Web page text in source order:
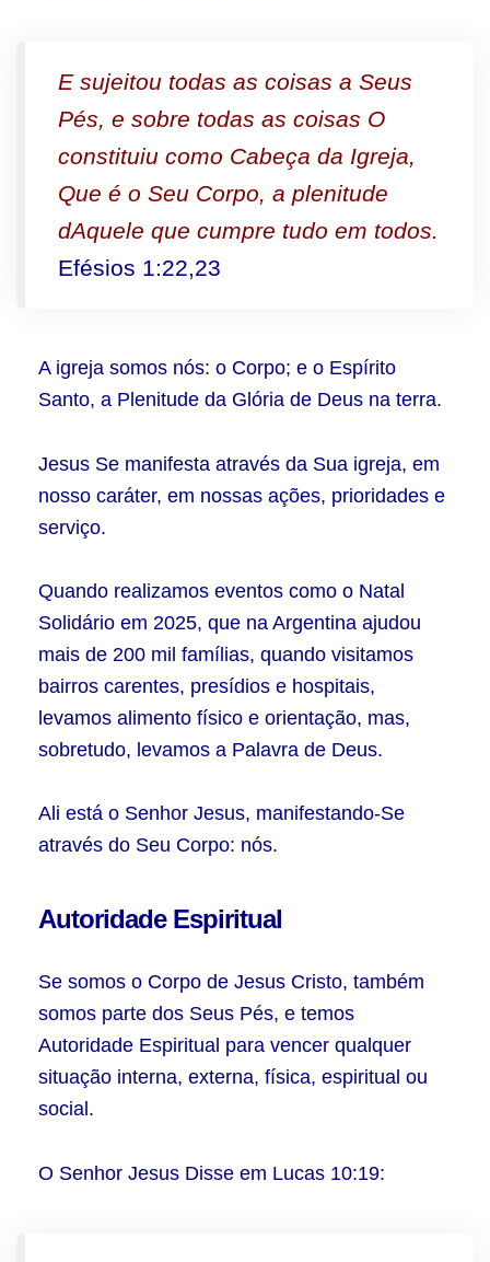
E sujeitou todas as coisas a Seus
Pés, e sobre todas as coisas O
constituiu como Cabeça da Igreja,
Que é o Seu Corpo, a plenitude
dAquele que cumpre tudo em todos.
Efésios 1:22,23
A igreja somos nós: o Corpo; e o Espírito
Santo, a Plenitude da Glória de Deus na terra.
Jesus Se manifesta através da Sua igreja, em
nosso caráter, em nossas ações, prioridades e
serviço.
Quando realizamos eventos como o Natal
Solidário em 2025, que na Argentina ajudou
mais de 200 mil famílias, quando visitamos
bairros carentes, presídios e hospitais,
levamos alimento físico e orientação, mas,
sobretudo, levamos a Palavra de Deus.
Ali está o Senhor Jesus, manifestando-Se
através do Seu Corpo: nós.
Autoridade Espiritual
Se somos o Corpo de Jesus Cristo, também
somos parte dos Seus Pés, e temos
Autoridade Espiritual para vencer qualquer
situação interna, externa, física, espiritual ou
social.
O Senhor Jesus Disse em Lucas 10:19: